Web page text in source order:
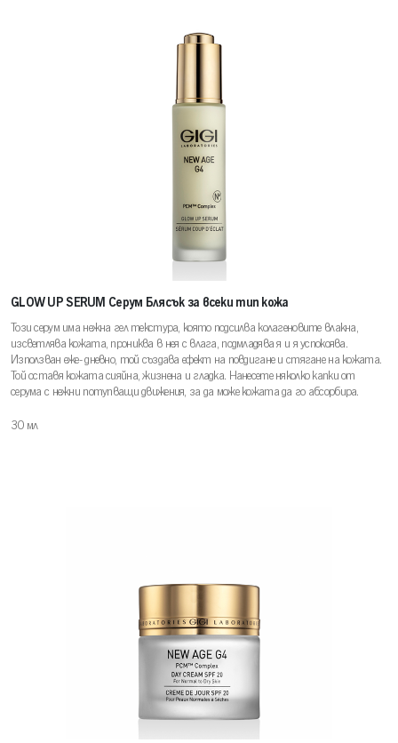
GLOW UP SERUM Серум Блясък за всеки тип кожа
Този серум има нежна гел текстура, която подсилва колагеновите влакна,
изсветлява кожата, прониква в нея с влага, подмладява я и я успокоява.
Използван еже- дневно, той създава ефект на повдигане и стягане на кожата.
Той оставя кожата сияйна, жизнена и гладка. Нанесете няколко капки от
серума с нежни потупващи движения, за да може кожата да го абсорбира.
30 мл